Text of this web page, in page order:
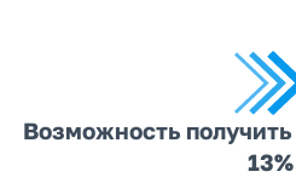
Возможность
13%